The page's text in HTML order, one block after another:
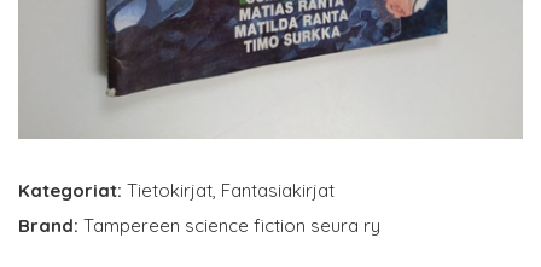
Kategoriat: Tietokirjat, Fantasiakirjat
Brand: Tampereen science fiction seura ry